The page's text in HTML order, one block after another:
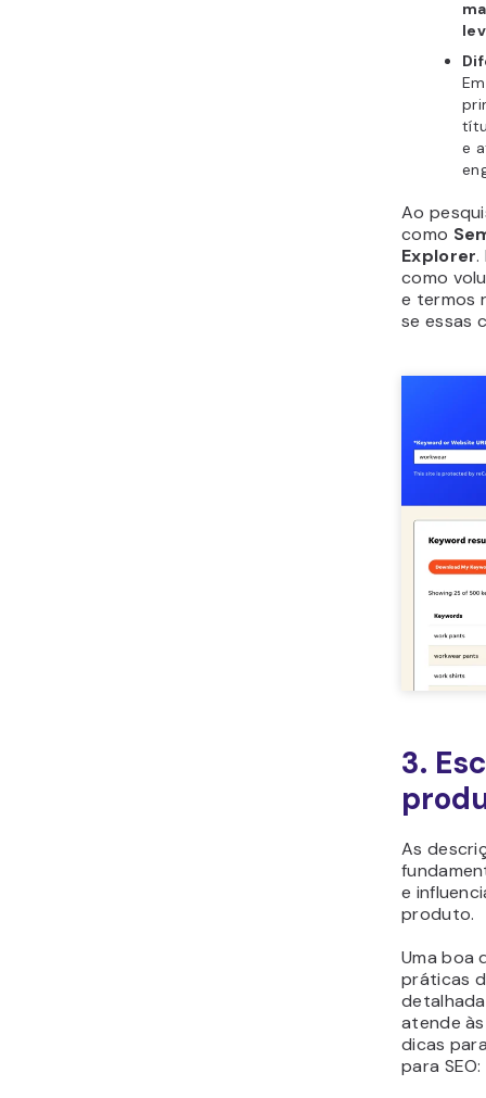
e
Ao
como
Explorer.
como
e termos
se essas
3.
As
e
produto.
Uma boa
práticas
atende
dicas
para SEO: